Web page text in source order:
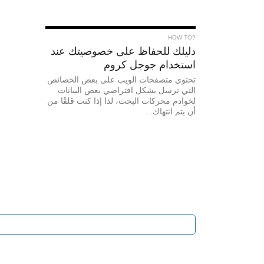
?HOW TO
دليلك للحفاظ على خصوصيتك عند
استخدام جوجل كروم
تحتوي متصفحات الويب على بعض الخصائص
التي ترسل بشكل افتراضي بعض البيانات
لخوادم محركات البحث، لذا إذا كنت قلقًا من
أن يتم انتهاك...